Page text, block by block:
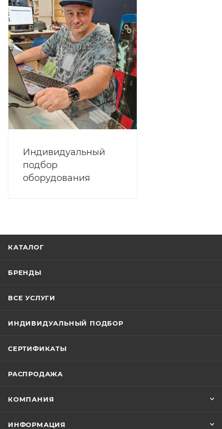
Индивидуальный
подбор
оборудования
КАТАЛОГ
БРЕНДЫ
ВСЕ УСЛУГИ
ИНДИВИДУАЛЬНЫЙ ПОДБОР
СЕРТИФИКАТЫ
РАСПРОДАЖА
КОМПАНИЯ
ИНФОРМАЦИЯ